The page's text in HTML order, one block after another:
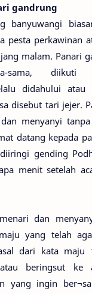
gandrung
banyuwangi
pesta perkawinan
malam. Panari
sama, diikuti
didahului
disebut tari jejer.
menyanyi tanpa
datang kepada
gending
menit setelah
dan
yang telah
dari kata maju
beringsut ke
yang ingin